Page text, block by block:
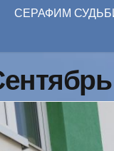
СЕРАФИМ